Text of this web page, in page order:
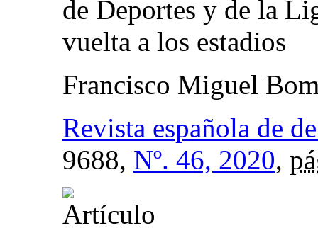
de Deportes y de la
vuelta a los estadios
Francisco Miguel
Revista española de
9688, Nº. 46, 2020,